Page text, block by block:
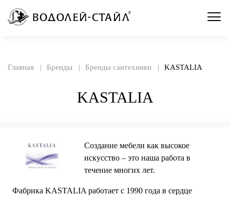
Главная Бренды Бренды сантехники KASTALIA
KASTALIA
Создание мебели как высокое
искусство – это наша работа в
течение многих лет.
Фабрика KASTALIA работает с 1990 года в сердце